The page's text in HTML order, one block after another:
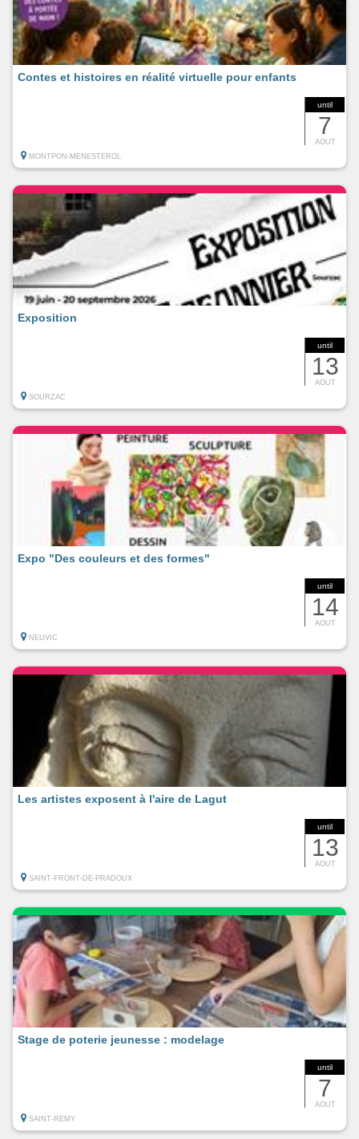
until
7
AOUT
Contes et histoires en réalité virtuelle pour enfants
MONTPON-MENESTEROL
until
13
AOUT
Exposition
SOURZAC
until
14
AOUT
Expo "Des couleurs et des formes"
NEUVIC
until
13
AOUT
Les artistes exposent à l'aire de Lagut
SAINT-FRONT-DE-PRADOUX
until
7
AOUT
Stage de poterie jeunesse : modelage
SAINT-REMY